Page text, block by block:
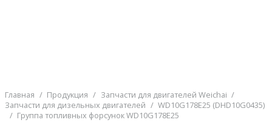
Главная / Продукция / Запчасти для двигателей Weichai /
Запчасти для дизельных двигателей / WD10G178E25 (DHD10G0435)
/ Группа топливных форсунок WD10G178E25